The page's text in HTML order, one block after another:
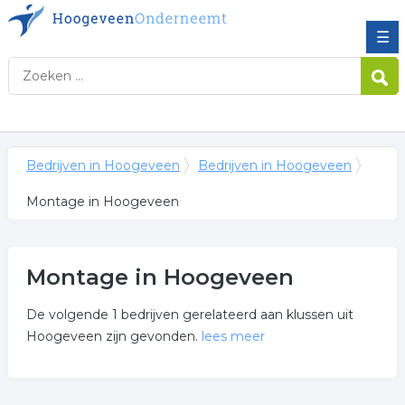
☰
Bedrijven in Hoogeveen Bedrijven in Hoogeveen
Montage in Hoogeveen
Montage in Hoogeveen
De volgende 1 bedrijven gerelateerd aan klussen uit
Hoogeveen zijn gevonden. lees meer